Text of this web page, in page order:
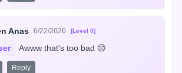
Anas 6/22/2026 [Level 0]
Awww that's too bad 😔
Reply